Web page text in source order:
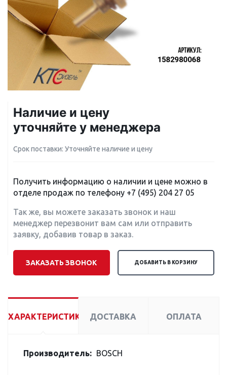
Наличие и цену
уточняйте у менеджера
Срок поставки: Уточняйте наличие и цену
Получить информацию о наличии и цене можно в
отделе продаж по телефону +7 (495) 204 27 05
Так же, вы можете заказать звонок и наш
менеджер перезвонит вам сам или отправить
заявку, добавив товар в заказ.
ЗАКАЗАТЬ ЗВОНОК ДОБАВИТЬ В КОРЗИНУ
ХАРАКТЕРИСТИКИ ДОСТАВКА ОПЛАТА
Производитель: BOSCH